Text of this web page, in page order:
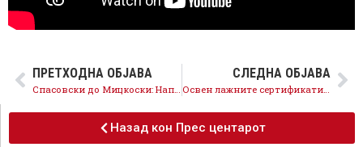
ПРЕТХОДНА ОБЈАВА СЛЕДНА ОБЈАВА
Освен лажните сертификати, Христовски нема ниту 5 години стаж на раководна позиција
Назад кон Прес центарот